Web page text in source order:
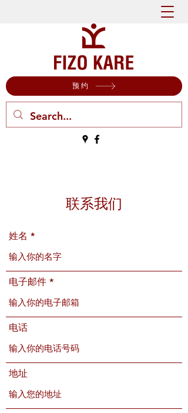
预约
联系我们
姓名
电子邮件
电话
地址